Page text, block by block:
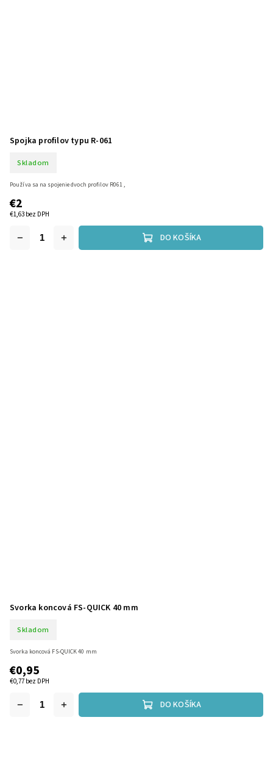
Spojka profilov typu R-061
Skladom
€1,63 bez DPH
€2
DO KOŠÍKA
Používa sa na spojenie dvoch profilov R061 ,
Svorka koncová FS-QUICK 40 mm
Skladom
€0,77 bez DPH
€0,95
DO KOŠÍKA
Svorka koncová FS-QUICK 40 mm